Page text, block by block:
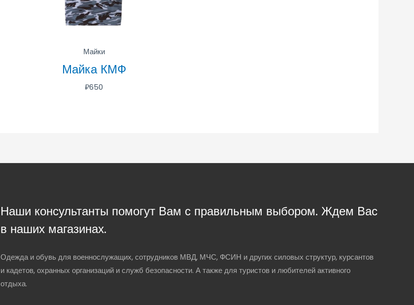
Майки
Майка КМФ
₽650
Наши консультанты помогут Вам с правильным выбором. Ждем Вас
в наших магазинах.
Одежда и обувь для военнослужащих, сотрудников МВД, МЧС, ФСИН и других силовых структур, курсантов
и кадетов, охранных организаций и служб безопасности. А также для туристов и любителей активного
отдыха.